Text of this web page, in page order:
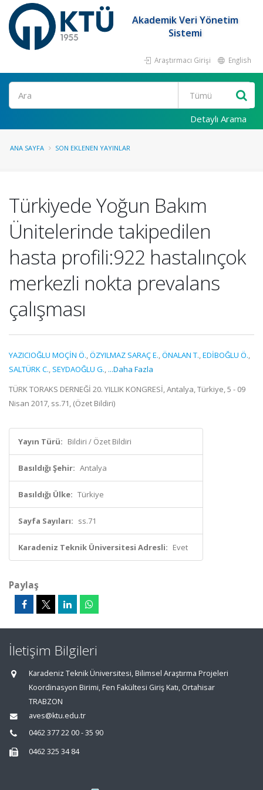
Akademik Veri Yönetim
Sistemi
Araştırmacı Girişi English
Ara
Detaylı Arama
ANA SAYFA SON EKLENEN YAYINLAR
Türkiyede Yoğun Bakım
Ünitelerinde takipedilen
hasta profili:922 hastalınçok
merkezli nokta prevalans
çalışması
YAZICIOĞLU MOÇİN Ö.,ÖZYILMAZ SARAÇ E.,ÖNALAN T.,EDİBOĞLU Ö.,
SALTÜRK C., SEYDAOĞLU G., ...Daha Fazla
TÜRK TORAKS DERNEĞİ 20. YILLIK KONGRESİ, Antalya, Türkiye, 5 - 09
Nisan 2017, ss.71, (Özet Bildiri)
Yayın Türü: Bildiri / Özet Bildiri
Basıldığı Şehir: Antalya
Basıldığı Ülke: Türkiye
Sayfa Sayıları: ss.71
Karadeniz Teknik Üniversitesi Adresli: Evet
Paylaş
İletişim Bilgileri
Karadeniz Teknik Üniversitesi, Bilimsel Araştırma Projeleri
Koordinasyon Birimi, Fen Fakültesi Giriş Katı, Ortahisar
TRABZON
aves@ktu.edu.tr
0462 377 22 00 - 35 90
0462 325 34 84